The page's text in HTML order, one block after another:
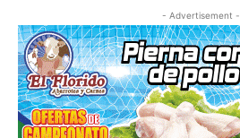
- Advertisement -